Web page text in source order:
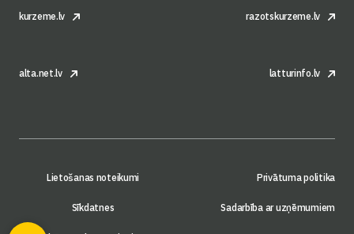
kurzeme.lv razotskurzeme.lv
alta.net.lv latturinfo.lv
Lietošanas noteikumi Privātuma politika
Sīkdatnes Sadarbība ar uzņēmumiem